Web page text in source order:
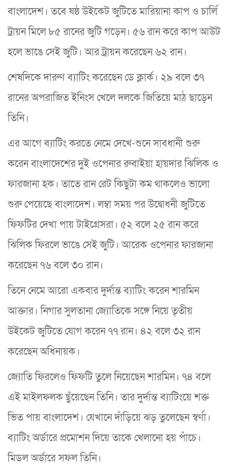
বাংলাদেশ। তবে ষষ্ঠ উইকেট জুটিতে মারিয়ানা কাপ ও চার্লি
ট্রায়ন মিলে ৮৫ রানের জুটি গড়েন। ৫৬ রান করে কাপ আউট
হলে ভাঙে সেই জুটি। আর ট্রায়ন করেছেন ৬২ রান।
শেষদিকে দারুণ ব্যাটিং করেছেন ডে ক্লার্ক। ২৯ বলে ৩৭
রানের অপরাজিত ইনিংস খেলে দলকে জিতিয়ে মাঠ ছাড়েন
তিনি।
এর আগে ব্যাটিং করতে নেমে দেখে-শুনে সাবধানী শুরু
করেন বাংলাদেশের দুই ওপেনার রুবাইয়া হায়দার ঝিলিক ও
ফারজানা হক। তাতে রান রেট কিছুটা কম থাকলেও ভালো
শুরু পেয়েছে বাংলাদেশ। লম্বা সময় পর উদ্বোধনী জুটিতে
ফিফটির দেখা পায় টাইগ্রেসরা। ৫২ বলে ২৫ রান করে
ঝিলিক ফিরলে ভাঙে সেই জুটি। আরেক ওপেনার ফারজানা
করেছেন ৭৬ বলে ৩০ রান।
তিনে নেমে আরো একবার দুর্দান্ত ব্যাটিং করেন শারমিন
আক্তার। নিগার সুলতানা জ্যোতিকে সঙ্গে নিয়ে তৃতীয়
উইকেট জুটিতে যোগ করেন ৭৭ রান। ৪২ বলে ৩২ রান
করেছেন অধিনায়ক।
জ্যোতি ফিরলেও ফিফটি তুলে নিয়েছেন শারমিন। ৭৪ বলে
এই মাইলফলক ছুঁয়েছেন তিনি। তার দুর্দান্ত ব্যাটিংয়ে শক্ত
ভিত পায় বাংলাদেশ। যেখানে দাঁড়িয়ে ঝড় তুলেছেন স্বর্ণা।
ব্যাটিং অর্ডারে প্রমোশন দিয়ে তাকে খেলানো হয় পাঁচে।
মিডল অর্ডারে সফল তিনি।